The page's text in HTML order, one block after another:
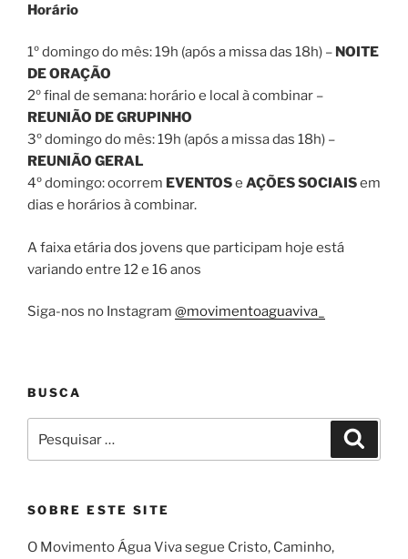
Horário
1º domingo do mês: 19h (após a missa das 18h) – NOITE
DE ORAÇÃO
2º final de semana: horário e local à combinar –
REUNIÃO DE GRUPINHO
3º domingo do mês: 19h (após a missa das 18h) –
REUNIÃO GERAL
4º domingo: ocorrem EVENTOSe AÇÕES SOCIAISem
dias e horários à combinar.
A faixa etária dos jovens que participam hoje está
variando entre 12 e 16 anos
Siga-nos no Instagram @movimentoaguaviva_
BUSCA
por:
SOBRE ESTE SITE
O Movimento Água Viva segue Cristo, Caminho,